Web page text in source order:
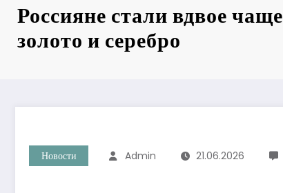
Россияне стали вдвое
золото и серебро
Новости Admin 21.06.2026